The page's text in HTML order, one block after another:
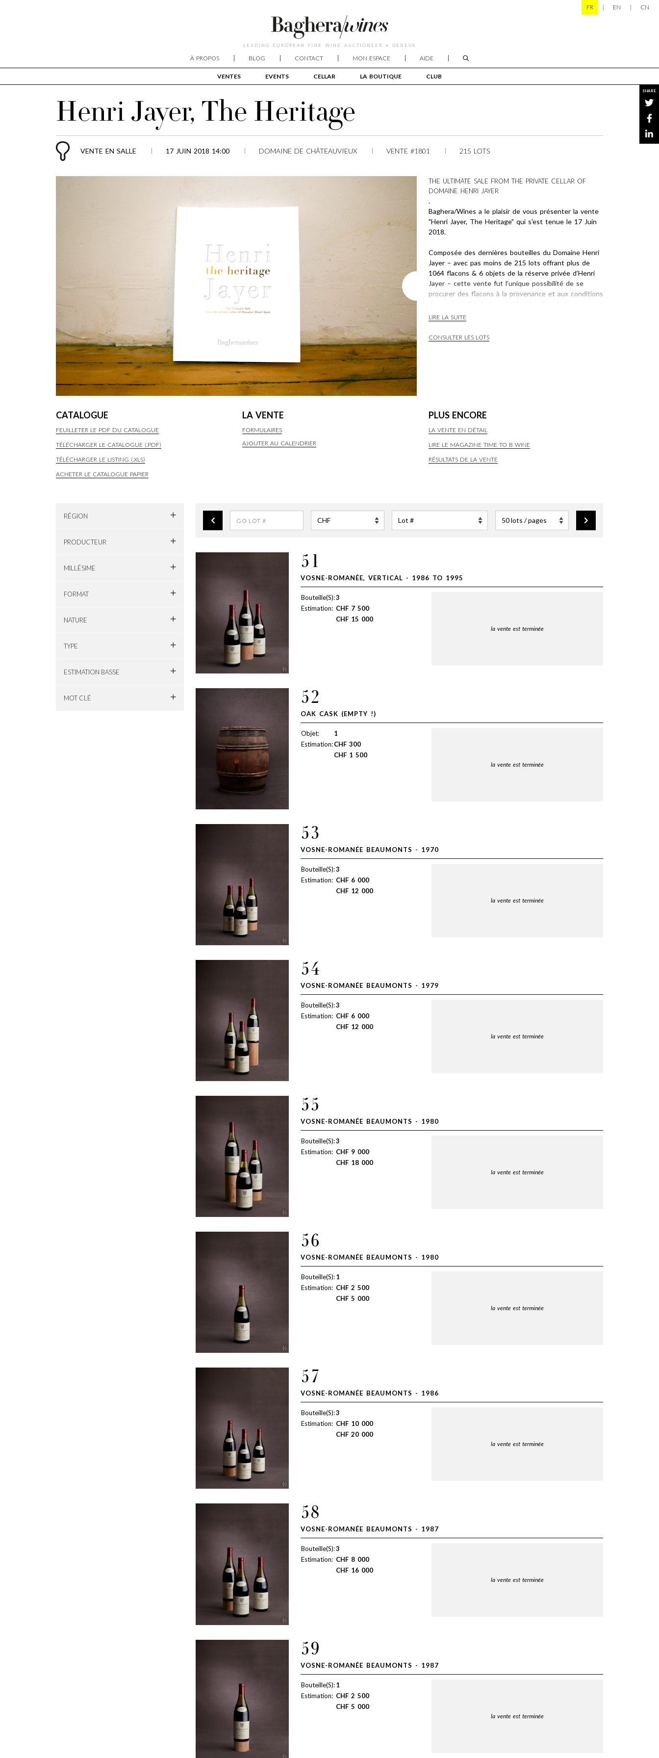
LEADING EUROPEAN FINE WINE AUCTIONEER • GENEVA
VENTES EVENTS CELLAR LA BOUTIQUE CLUB
À PROPOS BLOG CONTACT MON ESPACE AIDE
FR EN CN
SHARE
Henri Jayer, The Heritage
VENTE EN SALLE 17 JUIN 2018 14:00 DOMAINE DE CHÂTEAUVIEUX VENTE #1801 215 LOTS
THE ULTIMATE SALE FROM THE PRIVATE CELLAR OF
DOMAINE HENRI JAYER
.
Baghera/Wines a le plaisir de vous présenter la vente
"Henri Jayer, The Heritage" qui s'est tenue le 17 Juin
2018.
Composée des dernières bouteilles du Domaine Henri
Jayer – avec pas moins de 215 lots offrant plus de
1064 flacons & 6 objets de la réserve privée d’Henri
Jayer – cette vente fut l’unique possibilité de se
procurer des flacons à la provenance et aux conditions
collectionneur…
Entrez avec nous dans "l’Ultime Vente"!
LIRE LA SUITE
CONSULTER LES LOTS
CATALOGUE
FEUILLETER LE PDF DU CATALOGUE
TÉLÉCHARGER LE CATALOGUE (.PDF)
TÉLÉCHARGER LE LISTING (.XLS)
ACHETER LE CATALOGUE PAPIER
LA VENTE
FORMULAIRES
AJOUTER AU CALENDRIER
PLUS ENCORE
LA VENTE EN DÉTAIL
LIRE LE MAGAZINE TIME TO B WINE
RÉSULTATS DE LA VENTE
RÉGION
PRODUCTEUR
MILLÉSIME
FORMAT
NATURE
TYPE
ESTIMATION BASSE
MOT CLÉ
51
VOSNE-ROMANÉE, VERTICAL - 1986 TO 1995
Bouteille(S):3
Estimation: CHF 7 500
CHF 15 000
la vente est terminée
52
OAK CASK (EMPTY !)
Objet:
1
Estimation: CHF 300
CHF 1 500
la vente est terminée
53
VOSNE-ROMANÉE BEAUMONTS - 1970
Bouteille(S):3
Estimation: CHF 6 000
CHF 12 000
la vente est terminée
54
VOSNE-ROMANÉE BEAUMONTS - 1979
Bouteille(S):3
Estimation: CHF 6 000
CHF 12 000
la vente est terminée
55
VOSNE-ROMANÉE BEAUMONTS - 1980
Bouteille(S):3
Estimation: CHF 9 000
CHF 18 000
la vente est terminée
56
VOSNE-ROMANÉE BEAUMONTS - 1980
Bouteille(S): 1
Estimation: CHF 2 500
CHF 5 000
la vente est terminée
57
VOSNE-ROMANÉE BEAUMONTS - 1986
Bouteille(S):3
Estimation: CHF 10 000
CHF 20 000
la vente est terminée
58
VOSNE-ROMANÉE BEAUMONTS - 1987
Bouteille(S):3
Estimation: CHF 8 000
CHF 16 000
la vente est terminée
59
VOSNE-ROMANÉE BEAUMONTS - 1987
Bouteille(S): 1
Estimation: CHF 2 500
CHF 5 000
la vente est terminée